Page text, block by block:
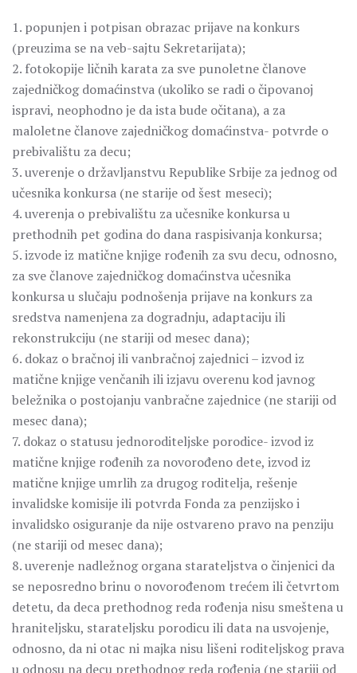
1. popunjen i potpisan obrazac prijave na konkurs
(preuzima se na veb-sajtu Sekretarijata);
2. fotokopije ličnih karata za sve punoletne članove
zajedničkog domaćinstva (ukoliko se radi o čipovanoj
ispravi, neophodno je da ista bude očitana), a za
maloletne članove zajedničkog domaćinstva- potvrde o
prebivalištu za decu;
3. uverenje o državljanstvu Republike Srbije za jednog od
učesnika konkursa (ne starije od šest meseci);
4. uverenja o prebivalištu za učesnike konkursa u
prethodnih pet godina do dana raspisivanja konkursa;
5. izvode iz matične knjige rođenih za svu decu, odnosno,
za sve članove zajedničkog domaćinstva učesnika
konkursa u slučaju podnošenja prijave na konkurs za
sredstva namenjena za dogradnju, adaptaciju ili
rekonstrukciju (ne stariji od mesec dana);
6. dokaz o bračnoj ili vanbračnoj zajednici – izvod iz
matične knjige venčanih ili izjavu overenu kod javnog
beležnika o postojanju vanbračne zajednice (ne stariji od
mesec dana);
7. dokaz o statusu jednoroditeljske porodice- izvod iz
matične knjige rođenih za novorođeno dete, izvod iz
matične knjige umrlih za drugog roditelja, rešenje
invalidske komisije ili potvrda Fonda za penzijsko i
invalidsko osiguranje da nije ostvareno pravo na penziju
(ne stariji od mesec dana);
8. uverenje nadležnog organa starateljstva o činjenici da
se neposredno brinu o novorođenom trećem ili četvrtom
detetu, da deca prethodnog reda rođenja nisu smeštena u
hraniteljsku, starateljsku porodicu ili data na usvojenje,
odnosno, da ni otac ni majka nisu lišeni roditeljskog prava
u odnosu na decu prethodnog reda rođenja (ne stariji od